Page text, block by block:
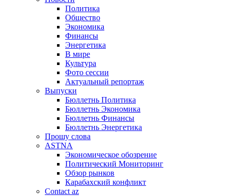
Политика
Общество
Экономика
Финансы
Энергетика
В мире
Культура
Фото сессии
Актуальный репортаж
Выпуски
Бюллетнь Политика
Бюллетнь Экономика
Бюллетнь Финансы
Бюллетнь Энергетика
Прошу слова
ASTNA
Экономическое обозрение
Политический Мониторинг
Обзор рынков
Карабахский конфликт
Contact az